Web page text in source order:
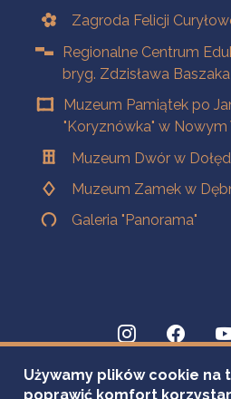
Zagroda Felicji
Regionalne Centrum
bryg. Zdzisława Baszaka
Muzeum Pamiątek po
"Koryznówka" w Nowym
Muzeum Dwór w
Muzeum Zamek w
Galeria "Panorama"
Używamy plików cookie na
poprawić komfort